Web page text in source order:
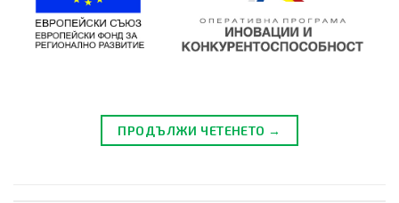
ПРОДЪЛЖИ ЧЕТЕНЕТО →